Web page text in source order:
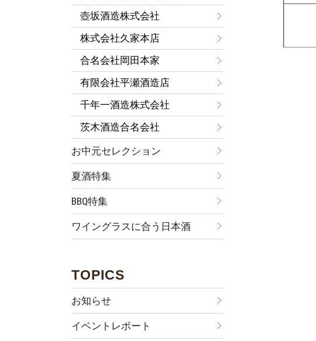
壺坂酒造株式会社
株式会社久家本店
合名会社岡田本家
有限会社平瀬酒造店
千年一酒造株式会社
茨木酒造合名会社
お中元セレクション
夏酒特集
BBQ特集
ワイングラスに合う日本酒
TOPICS
お知らせ
イベントレポート